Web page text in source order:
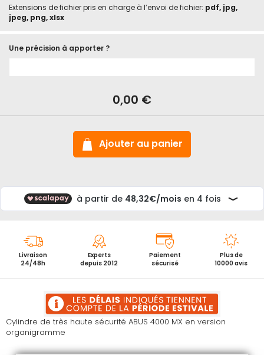
Cylindre de très haute sécurité ABUS 4000 MX en version
organigramme
Extensions de fichier pris en charge à l’envoi de fichier: pdf, jpg,
jpeg, png, xlsx
Une précision à apporter ?
4000
0,00 €
Ajouter au panier
Livraison
24/48h
Experts
depuis 2012
Paiement
sécurisé
Plus de
10000 avis